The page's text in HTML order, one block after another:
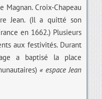
Magnan. Croix-Chapeau
Jean. (Il a quitté son
en 1662.) Plusieurs
aux festivités. Durant
a baptisé la place
« espace Jean